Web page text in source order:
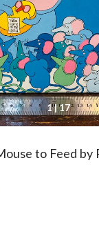
1| 17
to Feed by